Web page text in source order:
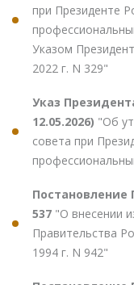
при Президенте
Указом
2022 г. N 329"
Указ
12.05.2026) "Об
совета при
Постановление
537 "О внесении
Правительства
1994 г. N 942"